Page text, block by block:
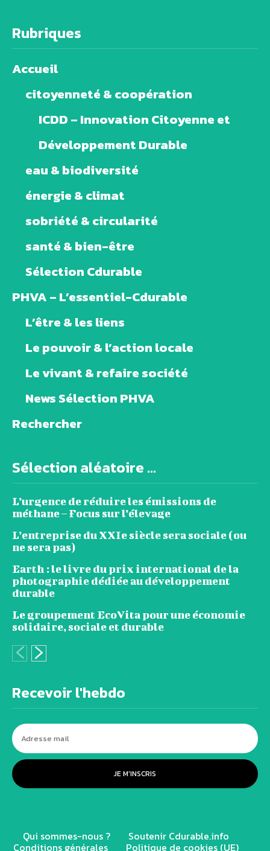
Rubriques
Accueil
citoyenneté & coopération
ICDD – Innovation Citoyenne et
Développement Durable
eau & biodiversité
énergie & climat
sobriété & circularité
santé & bien-être
Sélection Cdurable
PHVA – L’essentiel-Cdurable
L’être & les liens
Le pouvoir & l’action locale
Le vivant & refaire société
News Sélection PHVA
Rechercher
Sélection aléatoire ...
L’urgence de réduire les émissions de
méthane – Focus sur l’élevage
L’entreprise du XXIe siècle sera sociale (ou
ne sera pas)
Earth : le livre du prix international de la
photographie dédiée au développement
durable
Le groupement EcoVita pour une économie
solidaire, sociale et durable
Recevoir l'hebdo
JE M'INSCRIS
Qui sommes-nous ? Soutenir Cdurable.info
Conditions générales Politique de cookies (UE)